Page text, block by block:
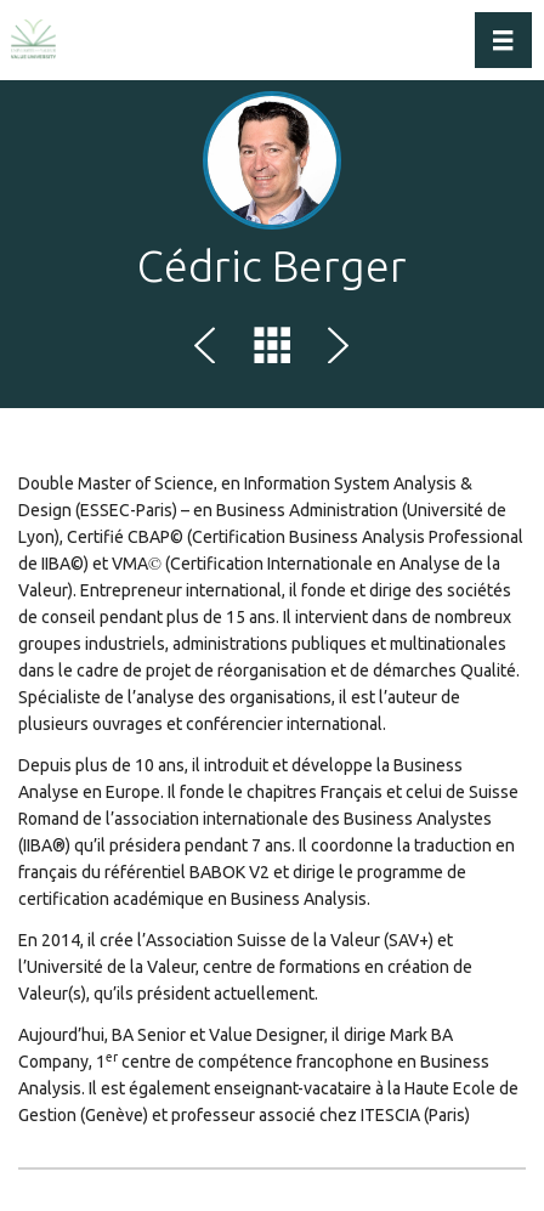
Cédric Berger
Double Master of Science, en Information System Analysis &
Design (ESSEC-Paris) – en Business Administration (Université de
Lyon), Certifié CBAP© (Certification Business Analysis Professional
de IIBA©) et VMA©(Certification Internationale en Analyse de la
Valeur). Entrepreneur international, il fonde et dirige des sociétés
de conseil pendant plus de 15 ans. Il intervient dans de nombreux
groupes industriels, administrations publiques et multinationales
dans le cadre de projet de réorganisation et de démarches Qualité.
Spécialiste de l’analyse des organisations, il est l’auteur de
plusieurs ouvrages et conférencier international.
Depuis plus de 10 ans, il introduit et développe la Business
Analyse en Europe. Il fonde le chapitres Français et celui de Suisse
Romand de l’association internationale des Business Analystes
(IIBA®) qu’il présidera pendant 7 ans. Il coordonne la traduction en
français du référentiel BABOK V2 et dirige le programme de
certification académique en Business Analysis.
En 2014, il crée l’Association Suisse de la Valeur (SAV+) et
l’Université de la Valeur, centre de formations en création de
Valeur(s), qu’ils président actuellement.
Aujourd’hui, BA Senior et Value Designer, il dirige Mark BA
Company, 1 er centre de compétence francophone en Business
Analysis. Il est également enseignant-vacataire à la Haute Ecole de
Gestion (Genève) et professeur associé chez ITESCIA (Paris)